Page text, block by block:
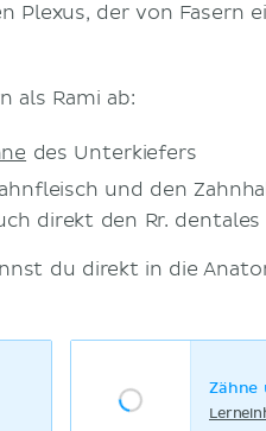
Plexus, der von Fasern
als Rami ab:
des Unterkiefers
und den
direkt den Rr.
du direkt in die
Zähne